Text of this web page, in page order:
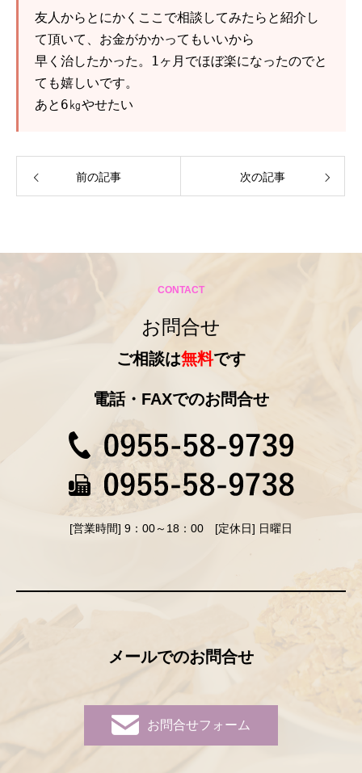
友人からとにかくここで相談してみたらと紹介し
て頂いて、お金がかかってもいいから
早く治したかった。1ヶ月でほぼ楽になったのでと
ても嬉しいです。
あと6㎏やせたい
前の記事 次の記事
CONTACT
お問合せ
ご相談は無料です
電話・FAXでのお問合せ
[営業時間] 9：00～18：00 [定休日] 日曜日
メールでのお問合せ
お問合せフォーム